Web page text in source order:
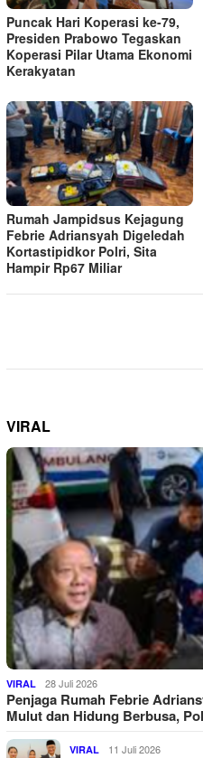
Puncak Hari Koperasi ke-79,
Presiden Prabowo Tegaskan
Koperasi Pilar Utama Ekonomi
Kerakyatan
Rumah Jampidsus Kejagung
Febrie Adriansyah Digeledah
Kortastipidkor Polri, Sita
Hampir Rp67 Miliar
VIRAL
VIRAL 28 Juli 2026
Penjaga Rumah Febrie
Mulut dan Hidung Berbusa,
VIRAL 11 Juli 2026